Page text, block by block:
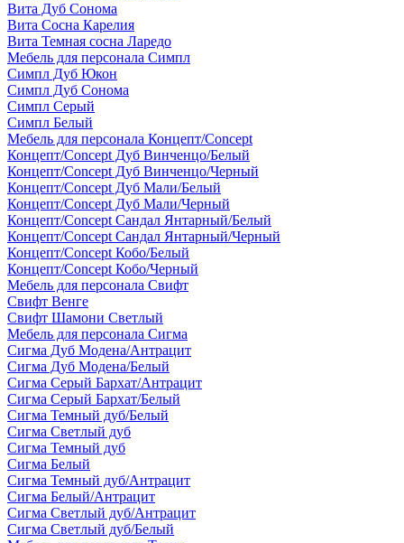
Вита Дуб Сонома
Вита Сосна Карелия
Вита Темная сосна Ларедо
Мебель для персонала Симпл
Симпл Дуб Юкон
Симпл Дуб Сонома
Симпл Серый
Симпл Белый
Мебель для персонала Концепт/Concept
Концепт/Concept Дуб Винченцо/Белый
Концепт/Concept Дуб Винченцо/Черный
Концепт/Concept Дуб Мали/Белый
Концепт/Concept Дуб Мали/Черный
Концепт/Concept Сандал Янтарный/Белый
Концепт/Concept Сандал Янтарный/Черный
Концепт/Concept Кобо/Белый
Концепт/Concept Кобо/Черный
Мебель для персонала Свифт
Свифт Венге
Свифт Шамони Светлый
Мебель для персонала Сигма
Сигма Дуб Модена/Антрацит
Сигма Дуб Модена/Белый
Сигма Серый Бархат/Антрацит
Сигма Серый Бархат/Белый
Сигма Темный дуб/Белый
Сигма Светлый дуб
Сигма Темный дуб
Сигма Белый
Сигма Темный дуб/Антрацит
Сигма Белый/Антрацит
Сигма Светлый дуб/Антрацит
Сигма Светлый дуб/Белый